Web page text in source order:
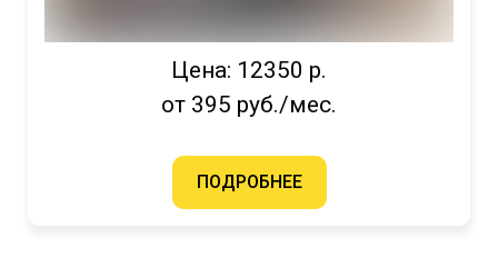
Цена: 12350 р.
от 395 руб./мес.
ПОДРОБНЕЕ